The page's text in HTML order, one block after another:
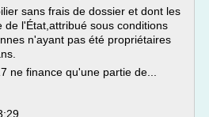
sans frais de dossier et dont les
de l'État,attribué sous conditions
n'ayant pas été propriétaires
ne finance qu'une partie de...